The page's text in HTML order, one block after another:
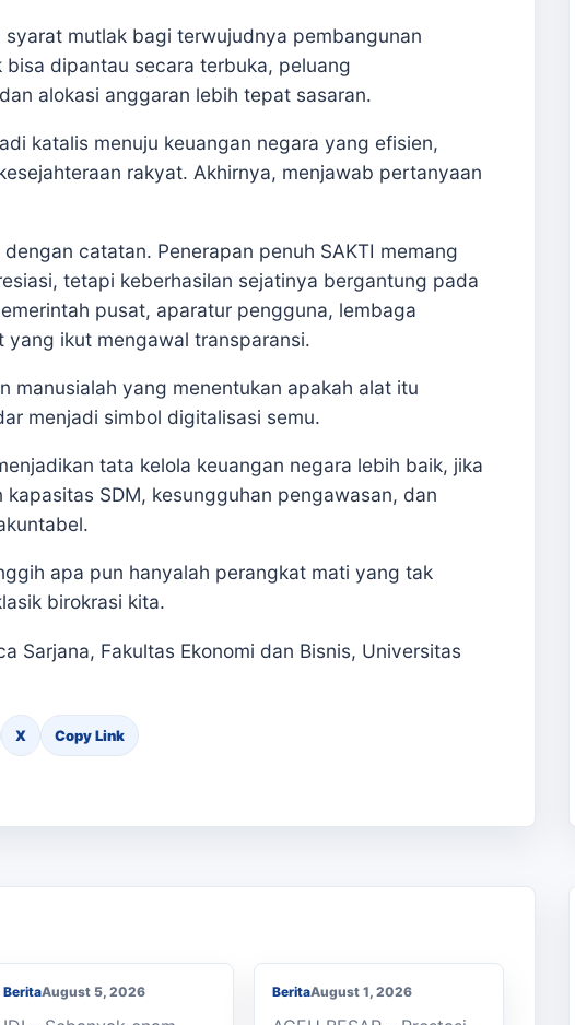
mutlak bagi terwujudnya pembangunan
dipantau secara terbuka, peluang
alokasi anggaran lebih tepat sasaran.
katalis menuju keuangan negara yang efisien,
rakyat. Akhirnya, menjawab pertanyaan
catatan. Penerapan penuh SAKTI memang
tetapi keberhasilan sejatinya bergantung pada
pusat, aparatur pengguna, lembaga
ikut mengawal transparansi.
manusialah yang menentukan apakah alat itu
menjadi simbol digitalisasi semu.
tata kelola keuangan negara lebih baik, jika
SDM, kesungguhan pengawasan, dan
apa pun hanyalah perangkat mati yang tak
birokrasi kita.
Sarjana, Fakultas Ekonomi dan Bisnis, Universitas
X Copy Link
BeritaAugust 5, 2026 BeritaAugust 1, 2026